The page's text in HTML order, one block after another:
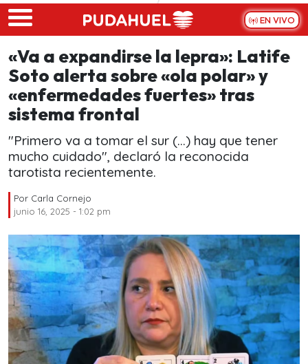
Skip to main content
EN VIVO
«Va a expandirse la lepra»: Latife
Soto alerta sobre «ola polar» y
«enfermedades fuertes» tras
sistema frontal
"Primero va a tomar el sur (...) hay que tener
mucho cuidado", declaró la reconocida
tarotista recientemente.
Por Carla Cornejo
junio 16, 2025 - 1:02 pm